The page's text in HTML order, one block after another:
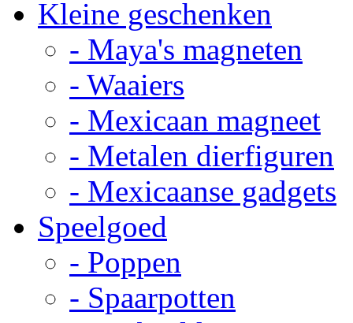
Kleine geschenken
- Maya's magneten
- Waaiers
- Mexicaan magneet
- Metalen dierfiguren
- Mexicaanse gadgets
Speelgoed
- Poppen
- Spaarpotten